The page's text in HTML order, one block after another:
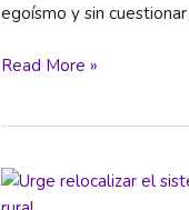
egoísmo y sin
Lo
y
Read More »